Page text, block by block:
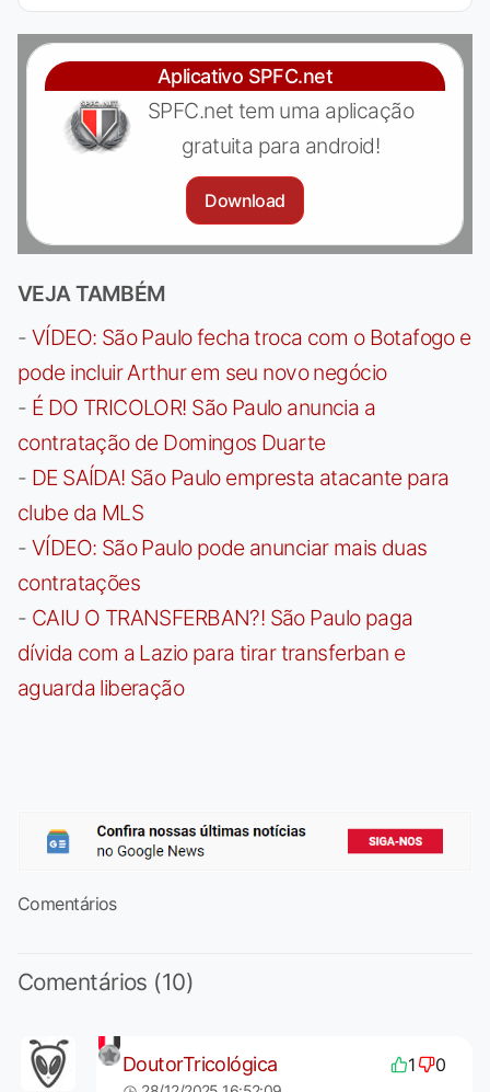
Aplicativo SPFC.net
SPFC.net tem uma aplicação
gratuita para android!
Download
VEJA TAMBÉM
- VÍDEO: São Paulo fecha troca com o Botafogo e
pode incluir Arthur em seu novo negócio
- É DO TRICOLOR! São Paulo anuncia a
contratação de Domingos Duarte
- DE SAÍDA! São Paulo empresta atacante para
clube da MLS
- VÍDEO: São Paulo pode anunciar mais duas
contratações
- CAIU O TRANSFERBAN?! São Paulo paga
dívida com a Lazio para tirar transferban e
aguarda liberação
Comentários
Comentários (10)
DoutorTricológica 1 0